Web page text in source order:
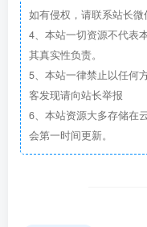
如有侵权，请联系站长微
4、本站一切资源不代表
其真实性负责。
5、本站一律禁止以任何
客发现请向站长举报
6、本站资源大多存储在
会第一时间更新。